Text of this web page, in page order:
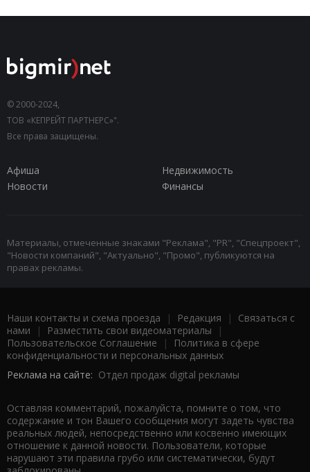
© 2000-2024,
ТОВ «КЕПРЕЙТ ПАРТНЕРС»".
Все права защищены.
Афиша
Недвижимость
Новости
Финансы
Материалы, отмеченные знаками "Реклама", "PR", "Спецпроект",
"Новости компаний", "Актуально", "Промо", публикуются на
правах рекламы.
Наши контакты и схема проезда | Редакция | Связаться с
нами | Разместить свои видеоматериалы |
Пользовательское Соглашение |
Политика в сфере
конфиденциальности и персональных данных
Реклама на сайте: Отдел продаж digital рекламы
Оставляя комментарий, пожалуйста, помните о том, что
содержание и тон Вашего сообщения могут задеть чувства
реальных людей, непосредственно или косвенно имеющих
отношение к данной новости. Пользователи, которые
нарушают эти правила грубо или систематически, будут